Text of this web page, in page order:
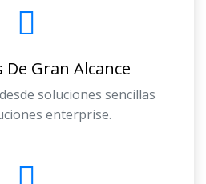
De Gran Alcance
soluciones sencillas
enterprise.